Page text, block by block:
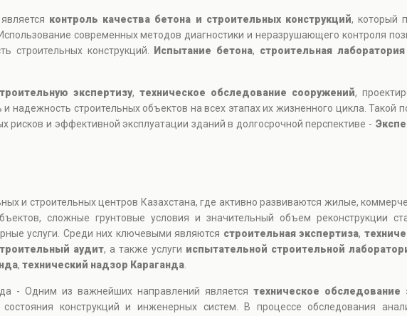
контроль качества бетона и строительных конструкций, который
современных методов диагностики и неразрушающего контроля
строительных конструкций.
Испытание бетона, строительная
экспертизу, техническое обследование сооружений,
и надежность строительных объектов на всех этапах их жизненного цикла. Такой
рисков и эффективной эксплуатации зданий в долгосрочной перспективе -
и строительных центров Казахстана, где активно развиваются жилые,
сложные грунтовые условия и значительный объем реконструкции
услуги. Среди них ключевыми являются строительная экспертиза,
аудит, а также услуги испытательной строительной
, технический надзор Караганда
- Одним из важнейших направлений является техническое обследование
конструкций и инженерных систем. В процессе обследования